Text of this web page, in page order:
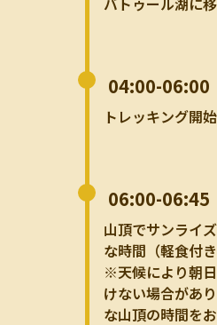
04:00-06:00
トレッキング開始
06:00-06:45
山頂でサンライ
な時間（軽食付き
※天候により朝
けない場合があ
な山頂の時間を